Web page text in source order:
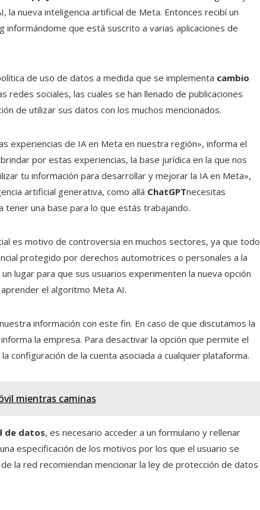
nueva inteligencia artificial de Meta. Entonces recibí un
informándome que está suscrito a varias aplicaciones de
de uso de datos a medida que se implementa cambio
redes sociales, las cuales se han llenado de publicaciones
de utilizar sus datos con los muchos mencionados.
experiencias de IA en Meta en nuestra región», informa el
por estas experiencias, la base jurídica en la que nos
tu información para desarrollar y mejorar la IA en Meta»,
artificial generativa, como allá ChatGPTnecesitas
una base para lo que estás trabajando.
es motivo de controversia en muchos sectores, ya que todo
protegido por derechos automotrices o personales a la
lugar para que sus usuarios experimenten la nueva opción
el algoritmo Meta AI.
información con este fin. En caso de que discutamos la
la empresa. Para desactivar la opción que permite el
configuración de la cuenta asociada a cualquier plataforma.
mientras caminas
de datos, es necesario acceder a un formulario y rellenar
especificación de los motivos por los que el usuario se
la red recomiendan mencionar la ley de protección de datos